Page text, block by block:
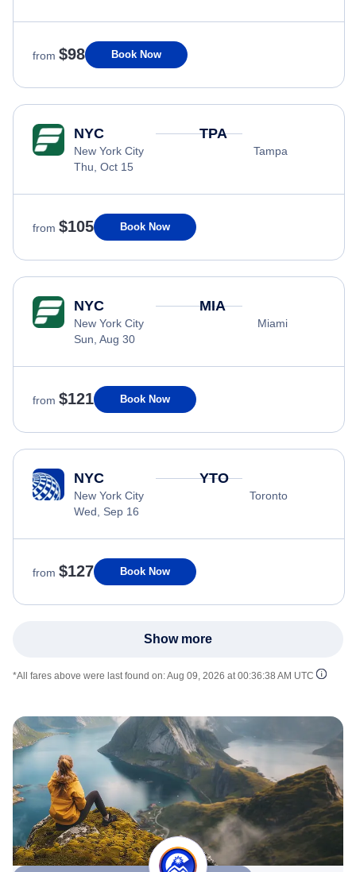
from $98 Book Now
NYC
New York City
Thu, Oct 15
TPA
Tampa
from $105 Book Now
NYC
New York City
Sun, Aug 30
MIA
Miami
from $121 Book Now
NYC
New York City
Wed, Sep 16
YTO
Toronto
from $127 Book Now
Show more
*All fares above were last found on:Aug 09, 2026 at 00:36:38 AM UTC